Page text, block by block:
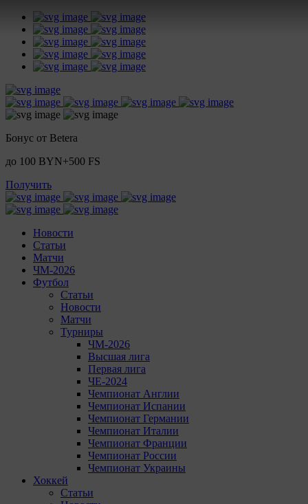
Бонус от Betera
до 100 BYN+500 FS
Получить
Новости
Статьи
Матчи
ЧМ-2026
Футбол
Статьи
Новости
Матчи
Турниры
ЧМ-2026
Высшая лига
Первая лига
ЧЕ-2024
Чемпионат Англии
Чемпионат Испании
Чемпионат Германии
Чемпионат Италии
Чемпионат Франции
Чемпионат России
Чемпионат Украины
Хоккей
Статьи